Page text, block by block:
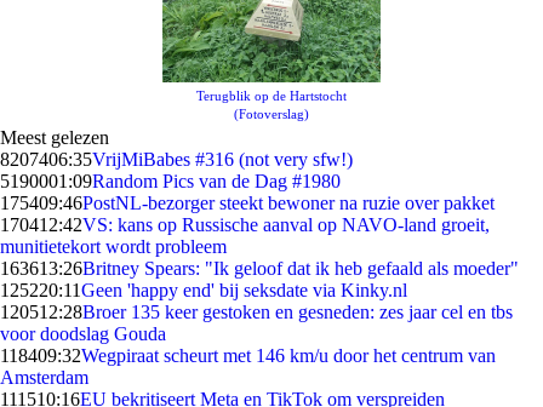
Terugblik op de Hartstocht
(Fotoverslag)
Meest gelezen
8207406:35VrijMiBabes #316 (not very sfw!)
5190001:09Random Pics van de Dag #1980
175409:46PostNL-bezorger steekt bewoner na ruzie over pakket
170412:42VS: kans op Russische aanval op NAVO-land groeit,
munitietekort wordt probleem
163613:26Britney Spears: "Ik geloof dat ik heb gefaald als moeder"
125220:11Geen 'happy end' bij seksdate via Kinky.nl
120512:28Broer 135 keer gestoken en gesneden: zes jaar cel en tbs
voor doodslag Gouda
118409:32Wegpiraat scheurt met 146 km/u door het centrum van
Amsterdam
111510:16EU bekritiseert Meta en TikTok om verspreiden